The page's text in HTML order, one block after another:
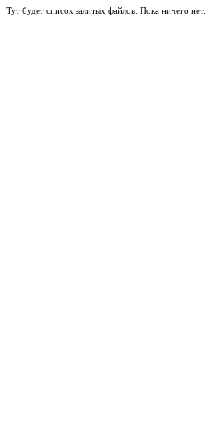
Тут будет список залитых файлов. Пока ничего нет.